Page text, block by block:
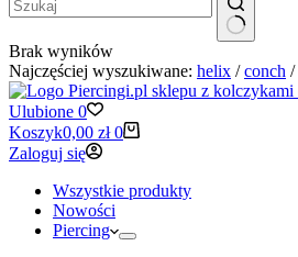
Brak wyników
Najczęściej wyszukiwane: helix /conch /
Ulubione 0
Koszyk0,00 zł 0
Zaloguj się
Wszystkie produkty
Nowości
Piercing